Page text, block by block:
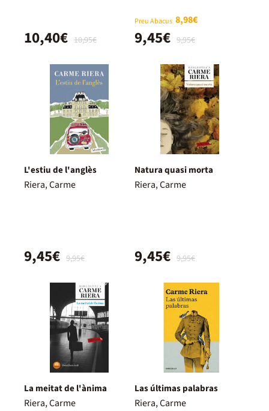
10,95€
10,40€
Preu Abacus 8,98€
9,95€
9,45€
L'estiu de l'anglès
Riera, Carme
9,95€
9,45€
Natura quasi morta
Riera, Carme
9,95€
9,45€
La meitat de l'ànima
Riera, Carme
Las últimas palabras
Riera, Carme